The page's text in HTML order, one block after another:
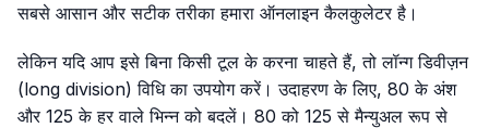
सबसे आसान और सटीक तरीका हमारा ऑनलाइन कैलकुलेटर है।
लेकिन यदि आप इसे बिना किसी टूल के करना चाहते हैं, तो लॉन्ग डिवीज़न
(long division) विधि का उपयोग करें। उदाहरण के लिए, 80 के अंश
और 125 के हर वाले भिन्न को बदलें। 80 को 125 से मैन्युअल रूप से